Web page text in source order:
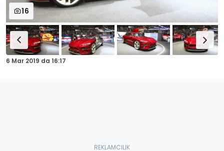
16
6 Mar 2019 da 16:17